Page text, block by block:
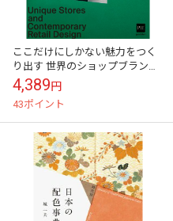
ここだけにしかない魅力をつく
り出す 世界のショップブランデ
ィング（パイインターナショナ
ル）｜メール便対応｜送料分
\\300off...
4,389円
43ポイント